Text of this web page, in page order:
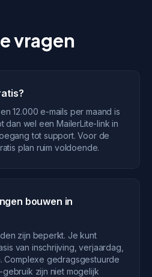
vragen
12.000 e-mails per maand is
dan wel een MailerLite-link in
tot support. Voor de
plan ruim voldoende.
bouwen in
zijn beperkt. Je kunt
van inschrijving, verjaardag,
Complexe gedragsgestuurde
zijn niet mogelijk